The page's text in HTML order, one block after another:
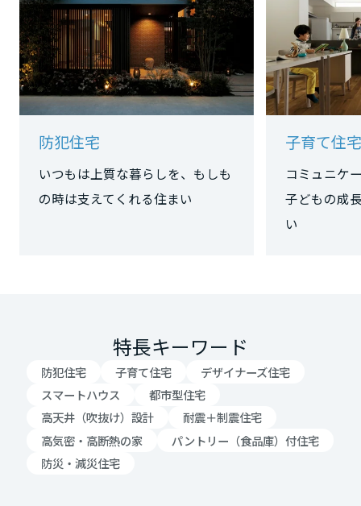
防犯住宅
いつもは上質な暮らしを、もしも
の時は支えてくれる住まい
子育て住宅
コミュニケ
子どもの成
い
特長キーワード
防犯住宅 子育て住宅
デザイナーズ住宅
スマートハウス
都市型住宅
高天井（吹抜け）設計
耐震＋制震住宅
高気密・高断熱の家
パントリー（食品庫）付住宅
防災・減災住宅
滋賀県
京都府
大阪府
中国・四国エリア
鳥取県